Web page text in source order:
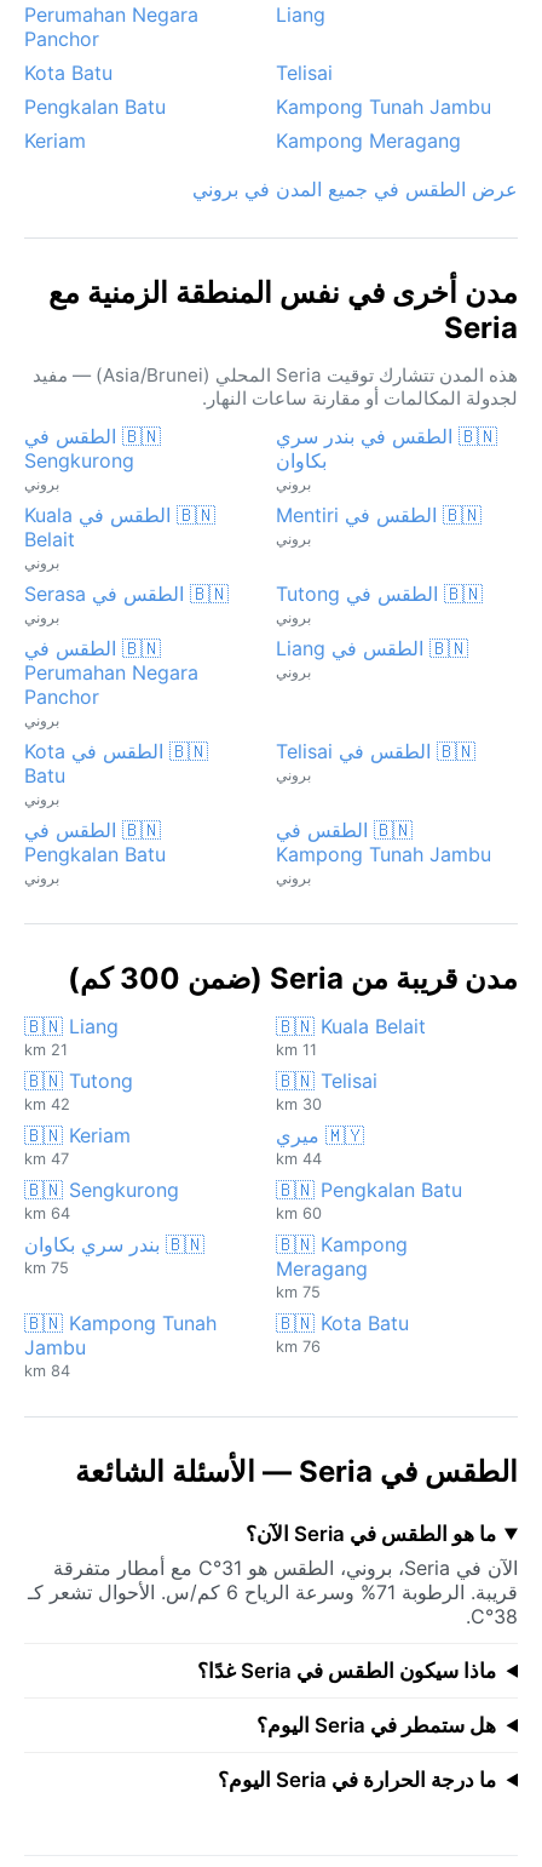
Liang
Perumahan Negara
Panchor
Telisai
Kota Batu
Kampong Tunah Jambu
Pengkalan Batu
Kampong Meragang
Keriam
عرض الطقس في جميع المدن في بروني
مدن أخرى في نفس المنطقة الزمنية مع
Seria
هذه المدن تتشارك توقيت Seria المحلي (Asia/Brunei) — مفيد
لجدولة المكالمات أو مقارنة ساعات النهار.
🇧🇳 الطقس في بندر سري
بكاوان
بروني
🇧🇳 الطقس في
Sengkurong
بروني
🇧🇳 الطقس في Mentiri
بروني
🇧🇳 الطقس في Kuala
Belait
بروني
🇧🇳 الطقس في Tutong
بروني
🇧🇳 الطقس في Serasa
بروني
🇧🇳 الطقس في Liang
بروني
🇧🇳 الطقس في
Perumahan Negara
Panchor
بروني
🇧🇳 الطقس في Telisai
بروني
🇧🇳 الطقس في Kota
Batu
بروني
🇧🇳 الطقس في
Kampong Tunah Jambu
بروني
🇧🇳 الطقس في
Pengkalan Batu
بروني
مدن قريبة من Seria (ضمن 300 كم)
🇧🇳 Kuala Belait
11 km
🇧🇳 Liang
21 km
🇧🇳 Telisai
30 km
🇧🇳 Tutong
42 km
🇲🇾 ميري
44 km
🇧🇳 Keriam
47 km
🇧🇳 Pengkalan Batu
60 km
🇧🇳 Sengkurong
64 km
🇧🇳 Kampong
Meragang
75 km
🇧🇳 بندر سري بكاوان
75 km
🇧🇳 Kota Batu
76 km
🇧🇳 Kampong Tunah
Jambu
84 km
الطقس في Seria — الأسئلة الشائعة
ما هو الطقس في Seria الآن؟
الآن في Seria، بروني، الطقس هو 31°C مع أمطار متفرقة
قريبة. الرطوبة 71% وسرعة الرياح 6 كم/س. الأحوال تشعر كـ
38°C.
ماذا سيكون الطقس في Seria غدًا؟
هل ستمطر في Seria اليوم؟
ما درجة الحرارة في Seria اليوم؟